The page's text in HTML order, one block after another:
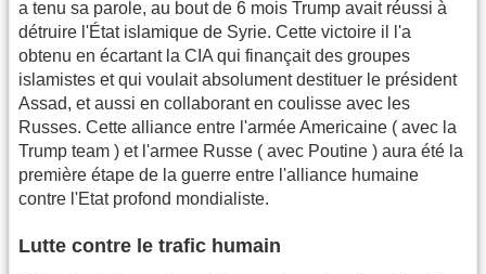
a tenu sa parole, au bout de 6 mois Trump avait réussi à
détruire l'État islamique de Syrie. Cette victoire il l'a
obtenu en écartant la CIA qui finançait des groupes
islamistes et qui voulait absolument destituer le président
Assad, et aussi en collaborant en coulisse avec les
Russes. Cette alliance entre l'armée Americaine ( avec la
Trump team ) et l'armee Russe ( avec Poutine ) aura été la
première étape de la guerre entre l'alliance humaine
contre l'Etat profond mondialiste.
Lutte contre le trafic humain